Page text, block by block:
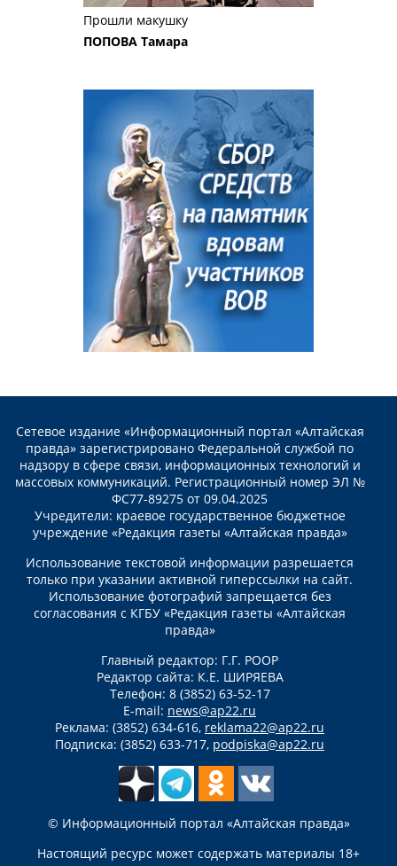
Прошли макушку
ПОПОВА Тамара
Сетевое издание «Информационный портал «Алтайская
правда» зарегистрировано Федеральной службой по
надзору в сфере связи, информационных технологий и
массовых коммуникаций. Регистрационный номер ЭЛ №
ФС77-89275 от 09.04.2025
Учредители: краевое государственное бюджетное
учреждение «Редакция газеты «Алтайская правда»
Использование текстовой информации разрешается
только при указании активной гиперссылки на сайт.
Использование фотографий запрещается без
согласования с КГБУ «Редакция газеты «Алтайская
правда»
Главный редактор: Г.Г. РООР
Редактор сайта: К.Е. ШИРЯЕВА
Телефон: 8 (3852) 63-52-17
E-mail: news@ap22.ru
Реклама: (3852) 634-616, reklama22@ap22.ru
Подписка: (3852) 633-717, podpiska@ap22.ru
© Информационный портал «Алтайская правда»
Настоящий ресурс может содержать материалы 18+